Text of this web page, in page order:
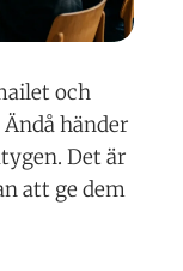
och
händer
Det är
att ge dem